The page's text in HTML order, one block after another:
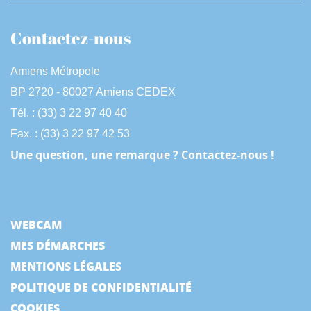
Contactez-nous
Amiens Métropole
BP 2720 - 80027 Amiens CEDEX
Tél. : (33) 3 22 97 40 40
Fax. : (33) 3 22 97 42 53
Une question, une remarque ? Contactez-nous !
WEBCAM
MES DÉMARCHES
MENTIONS LÉGALES
POLITIQUE DE CONFIDENTIALITÉ
COOKIES